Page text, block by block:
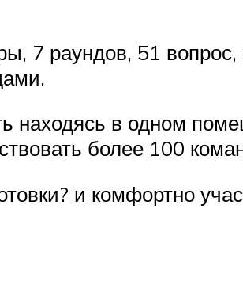
7 раундов, 51
находясь в одном
более 100
и комфортно